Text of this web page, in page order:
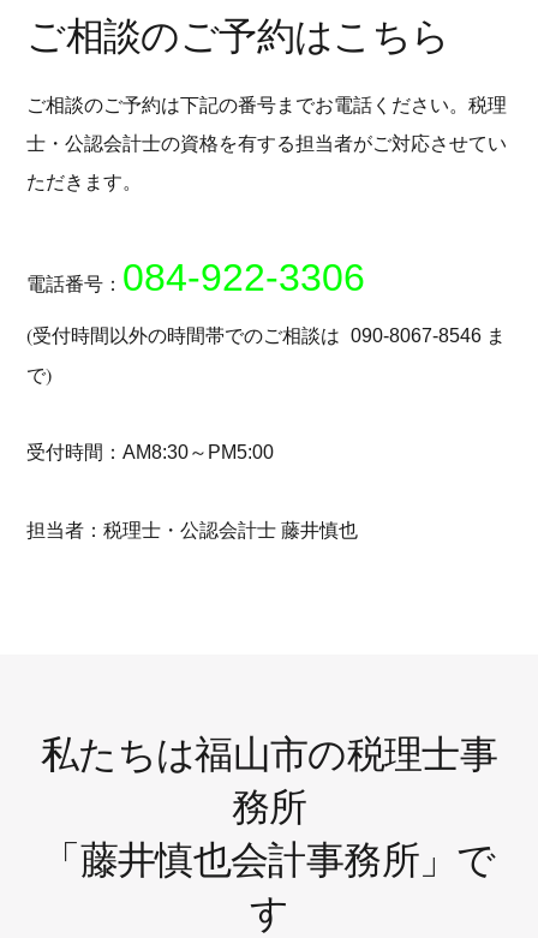
ご相談のご予約はこちら
ご相談のご予約は下記の番号までお電話ください。税理
士・公認会計士の資格を有する担当者がご対応させてい
ただきます。
電話番号： 084-922-3306
(受付時間以外の時間帯でのご相談は090-8067-8546 ま
で)
受付時間：AM8:30～PM5:00
担当者：税理士・公認会計士 藤井慎也
私たちは福山市の税理士事
務所
「藤井慎也会計事務所」で
す